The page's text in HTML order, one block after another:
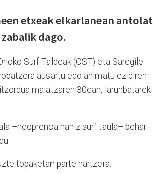
etxeak elkarlanean
dago.
Surf Taldeak (OST) eta Saregile
ausartu edo animatu ez diren
maiatzaren 30ean,
–neoprenoa nahiz surf taula– behar
topaketan parte hartzera.